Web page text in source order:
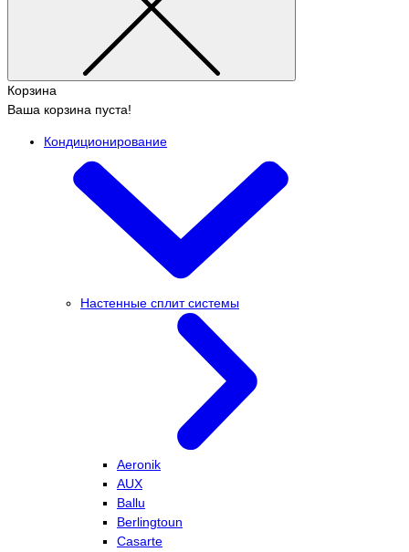
Корзина
Ваша корзина пуста!
Кондиционирование
Настенные сплит системы
Aeronik
AUX
Ballu
Berlingtoun
Casarte